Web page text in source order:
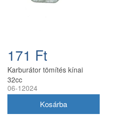
171 Ft
Karburátor tömítés kínai
32cc
06-12024